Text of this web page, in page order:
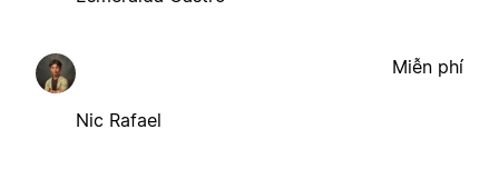
Nic Rafael
Miễn phí